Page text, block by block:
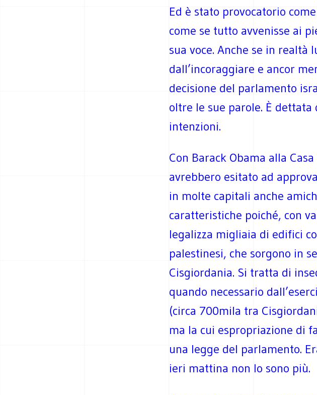
Ed è stato provocatorio
come se tutto avvenisse ai
sua voce. Anche se in realtà
dall’incoraggiare e ancor
decisione del parlamento
oltre le sue parole. È
intenzioni.
Con Barack Obama alla
avrebbero esitato ad
in molte capitali anche
caratteristiche poiché, con
legalizza migliaia di edifici
palestinesi, che sorgono in
Cisgiordania. Si tratta di
quando necessario
(circa 700mila tra
ma la cui espropriazione di
una legge del parlamento.
ieri mattina non lo sono più.